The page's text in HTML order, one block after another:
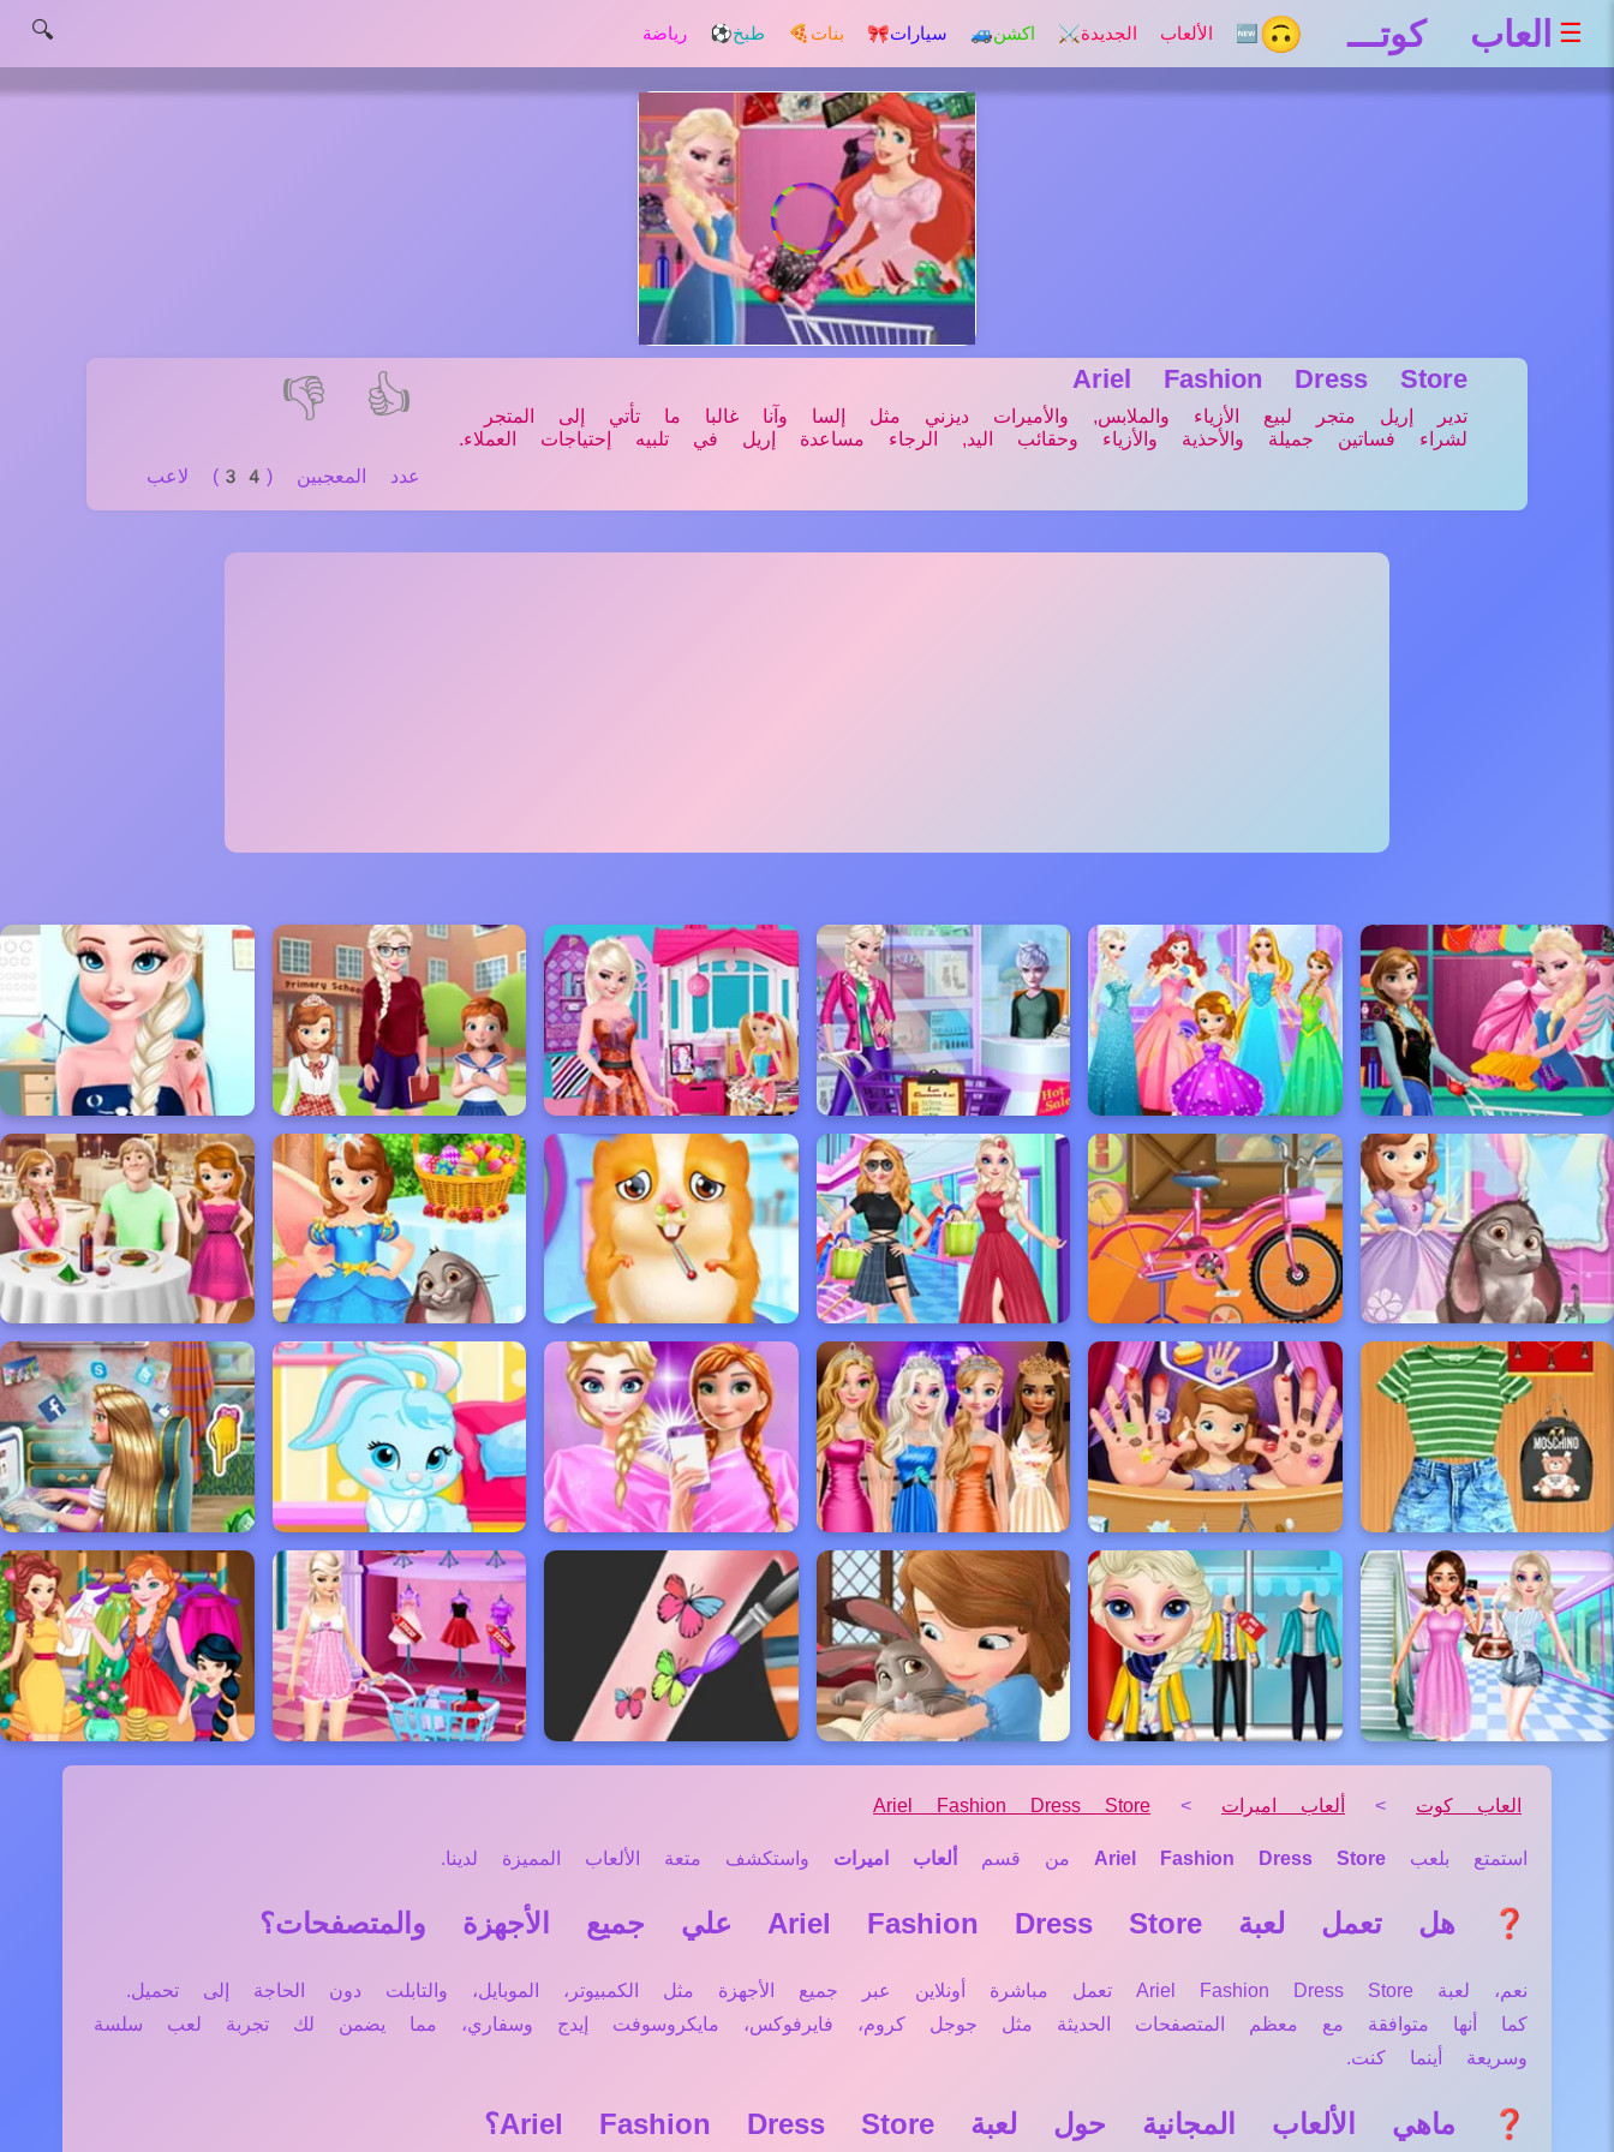
☰ العاب كوتـــ 🙃 🆕 الألعاب الجديدة ⚔️ اكشن🚙 سيارات🎀 بنات 🍕 طبخ⚽ رياضة 🔍
👍
👎
عدد المعجبين (34) لاعب
Ariel Fashion Dress Store
تدير إريل متجر لبيع الأزياء والملابس, والأميرات ديزني مثل إلسا وآنا غالبا ما تأتي إلى المتجر
لشراء فساتين جميلة والأحذية والأزياء وحقائب اليد, الرجاء مساعدة إريل في تلبيه إحتياجات العملاء.
العاب كوت > ألعاب اميرات >
Ariel Fashion Dress Store
استمتع بلعب Ariel Fashion Dress Store من قسم ألعاب اميرات واستكشف متعة الألعاب المميزة لدينا.
❓ هل تعمل لعبة Ariel Fashion Dress Store علي جميع الأجهزة والمتصفحات؟
نعم، لعبة Ariel Fashion Dress Store تعمل مباشرة أونلاين عبر جميع الأجهزة مثل الكمبيوتر، الموبايل، والتابلت دون الحاجة إلى تحميل.
كما أنها متوافقة مع معظم المتصفحات الحديثة مثل جوجل كروم، فايرفوكس، مايكروسوفت إيدج وسفاري، مما يضمن لك تجربة لعب سلسة
وسريعة أينما كنت.
❓ ماهي الألعاب المجانية حول لعبة Ariel Fashion Dress Store؟